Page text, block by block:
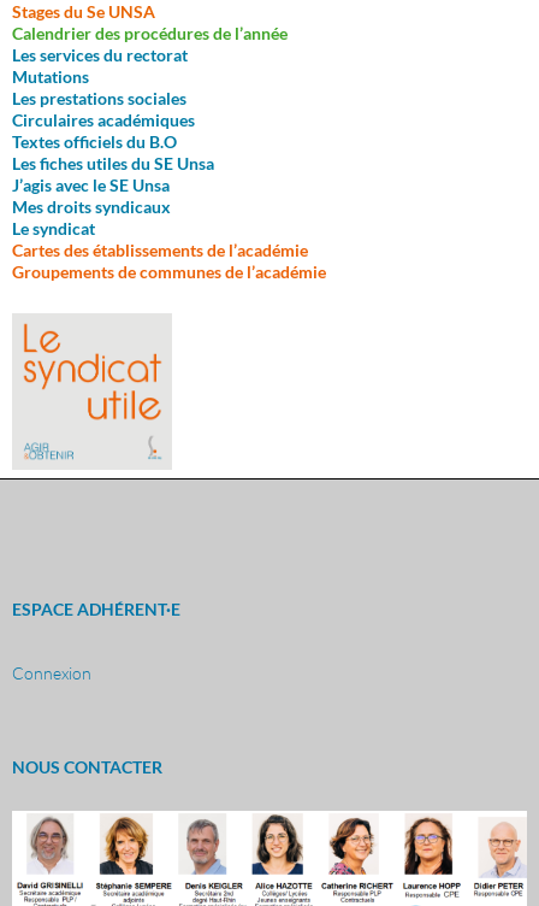
Stages du Se UNSA
Calendrier des procédures de l’année
Les services du rectorat
Mutations
Les prestations sociales
Circulaires académiques
Textes officiels du B.O
Les fiches utiles du SE Unsa
J’agis avec le SE Unsa
Mes droits syndicaux
Le syndicat
Cartes des établissements de l’académie
Groupements de communes de l’académie
ESPACE ADHÉRENT·E
Connexion
NOUS CONTACTER